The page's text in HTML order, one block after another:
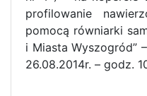
profilowanie
pomocą równiarki
i Miasta Wyszogród”
26.08.2014r. – godz.